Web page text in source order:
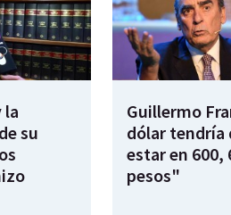
la
su
Guillermo
dólar tendría
estar en 600,
pesos"